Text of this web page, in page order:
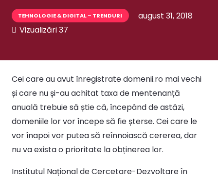
TEHNOLOGIE & DIGITAL – TRENDURI
august 31, 2018
Vizualizări37
Cei care au avut înregistrate domenii.ro mai vechi
și care nu și-au achitat taxa de mentenanță
anuală trebuie să știe că, începând de astăzi,
domeniile lor vor începe să fie șterse. Cei care le
vor înapoi vor putea să reînnoiască cererea, dar
nu va exista o prioritate la obținerea lor.
Institutul Național de Cercetare-Dezvoltare în